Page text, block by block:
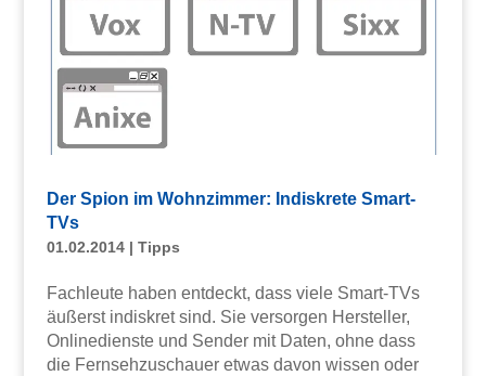
Der Spion im Wohnzimmer: Indiskrete Smart-
TVs
01.02.2014| Tipps
Fachleute haben entdeckt, dass viele Smart-TVs
äußerst indiskret sind. Sie versorgen Hersteller,
Onlinedienste und Sender mit Daten, ohne dass
die Fernsehzuschauer etwas davon wissen oder